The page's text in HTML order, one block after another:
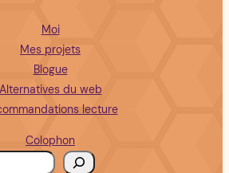
Moi
Mes projets
Blogue
Alternatives du web
lecture
Colophon